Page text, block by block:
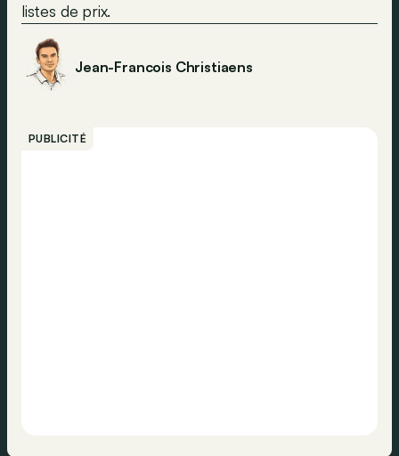
listes de prix.
Jean-Francois Christiaens
PUBLICITÉ